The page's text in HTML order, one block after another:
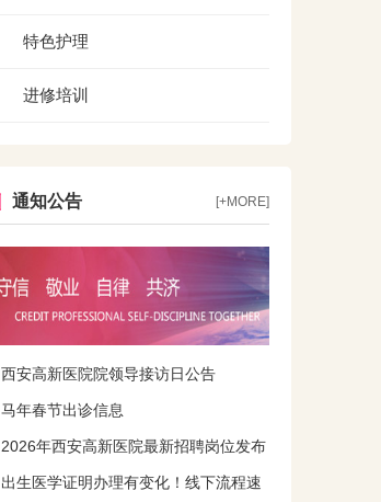
特色护理
进修培训
通知公告 [+MORE]
西安高新医院院领导接访日公告
马年春节出诊信息
2026年西安高新医院最新招聘岗位发布
出生医学证明办理有变化！线下流程速